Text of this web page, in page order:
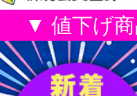
▼ 値下げ